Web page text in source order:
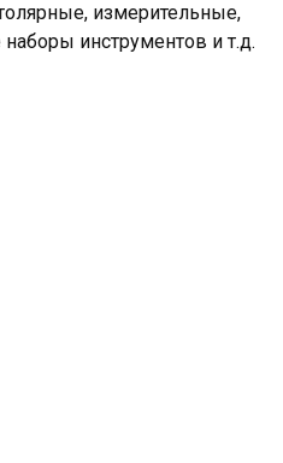
измерительные,
инструментов и т.д.